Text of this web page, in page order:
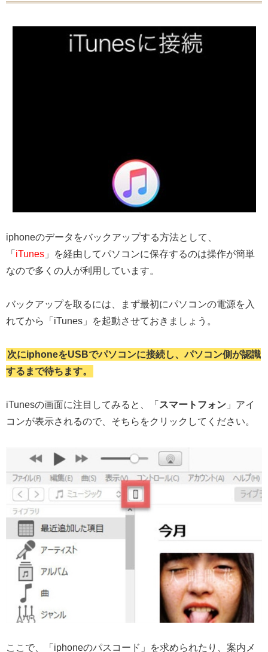
iphoneのデータをバックアップする方法として、
「 iTunes 」を経由してパソコンに保存するのは操作が簡単
なので多くの人が利用しています。
バックアップを取るには、まず最初にパソコンの電源を入
れてから「iTunes」を起動させておきましょう。
次にiphoneをUSBでパソコンに接続し、パソコン側が認識
するまで待ちます。
iTunesの画面に注目してみると、「 スマートフォン 」アイ
コンが表示されるので、そちらをクリックしてください。
ここで、「iphoneのパスコード」を求められたり、案内メ